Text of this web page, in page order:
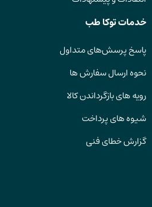
خدمات توکا طب
پاسخ پرسش‌های متداول
نحوه ارسال سفارش ها
رویه های بازگرداندن کالا
شیوه های پرداخت
گزارش خطای فنی